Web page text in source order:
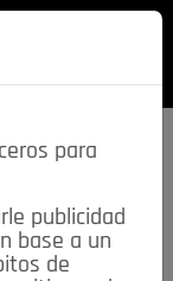
para
publicidad
base a un
de